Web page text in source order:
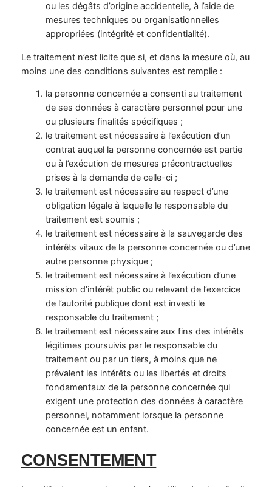
ou les dégâts d’origine accidentelle, à l’aide de
mesures techniques ou organisationnelles
appropriées (intégrité et confidentialité).
Le traitement n’est licite que si, et dans la mesure où, au
moins une des conditions suivantes est remplie :
la personne concernée a consenti au traitement
de ses données à caractère personnel pour une
ou plusieurs finalités spécifiques ;
le traitement est nécessaire à l’exécution d’un
contrat auquel la personne concernée est partie
ou à l’exécution de mesures précontractuelles
prises à la demande de celle-ci ;
le traitement est nécessaire au respect d’une
obligation légale à laquelle le responsable du
traitement est soumis ;
le traitement est nécessaire à la sauvegarde des
intérêts vitaux de la personne concernée ou d’une
autre personne physique ;
le traitement est nécessaire à l’exécution d’une
mission d’intérêt public ou relevant de l’exercice
de l’autorité publique dont est investi le
responsable du traitement ;
le traitement est nécessaire aux fins des intérêts
légitimes poursuivis par le responsable du
traitement ou par un tiers, à moins que ne
prévalent les intérêts ou les libertés et droits
fondamentaux de la personne concernée qui
exigent une protection des données à caractère
personnel, notamment lorsque la personne
concernée est un enfant.
CONSENTEMENT